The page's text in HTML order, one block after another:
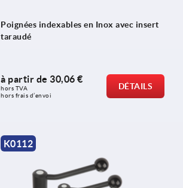
Poignées indexables en Inox avec insert
taraudé
à partir de 30,06 €
hors TVA
hors frais d’envoi
DÉTAILS
K0112